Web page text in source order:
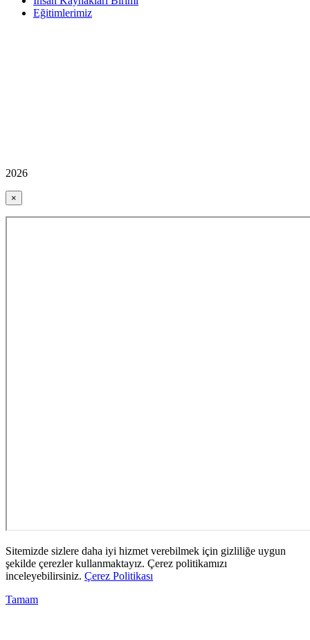
Eğitimlerimiz
2026
×
Sitemizde sizlere daha iyi hizmet verebilmek için gizliliğe uygun
şekilde çerezler kullanmaktayız. Çerez politikamızı
inceleyebilirsiniz. Çerez Politikası
Tamam